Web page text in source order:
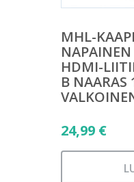
MHL-
HDMI-
B NAARAS
24,99 €